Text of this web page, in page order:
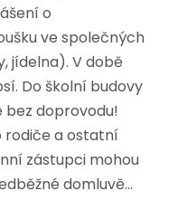
o
ve společných
jídelna). V době
Do školní budovy
bez doprovodu!
rodiče a ostatní
zástupci mohou
domluvě...